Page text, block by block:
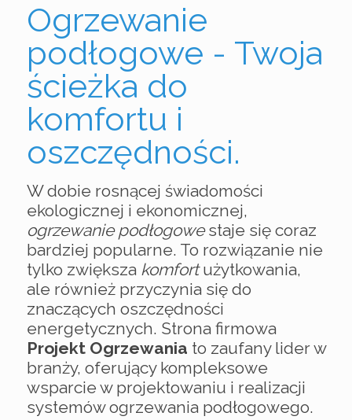
Ogrzewanie
podłogowe - Twoja
ścieżka do
komfortu i
oszczędności.
W dobie rosnącej świadomości
ekologicznej i ekonomicznej,
ogrzewanie podłogowestaje się coraz
bardziej popularne. To rozwiązanie nie
tylko zwiększa komfortużytkowania,
ale również przyczynia się do
znaczących oszczędności
energetycznych. Strona firmowa
Projekt Ogrzewania to zaufany lider w
branży, oferujący kompleksowe
wsparcie w projektowaniu i realizacji
systemów ogrzewania podłogowego.